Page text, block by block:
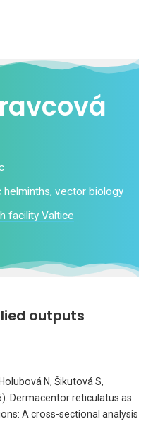
helminths, vector biology
facility Valtice
outputs
N, Šikutová S,
Dermacentor reticulatus as
A cross-sectional analysis